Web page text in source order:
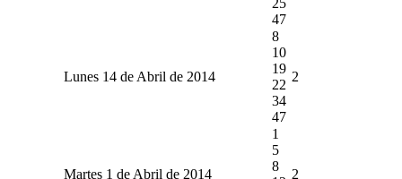
47
Lunes 14 de Abril de 2014
8
10
19
22
34
47
2
Martes 1 de Abril de 2014
1
5
8
2